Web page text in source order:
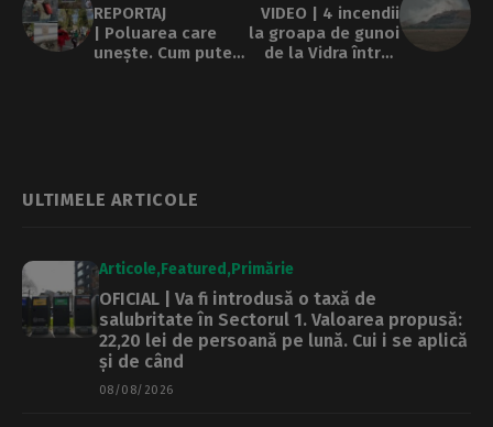
REPORTAJ
| Poluarea care
unește. Cum putem
VIDEO | 4 incendii
la groapa de gunoi
de la Vidra într-o
ULTIMELE ARTICOLE
Articole Featured Primărie
OFICIAL | Va fi introdusă o taxă de
salubritate în Sectorul 1. Valoarea propusă:
22,20 lei de persoană pe lună. Cui i se aplică
și de când
08/08/2026